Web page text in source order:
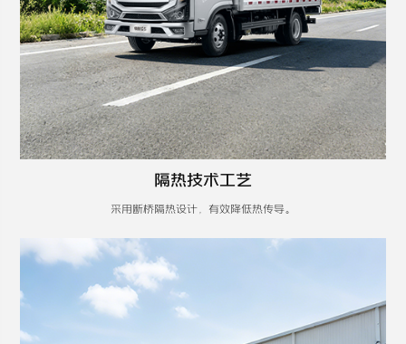
隔热技术工艺
采用断桥隔热设计，有效降低热传导。